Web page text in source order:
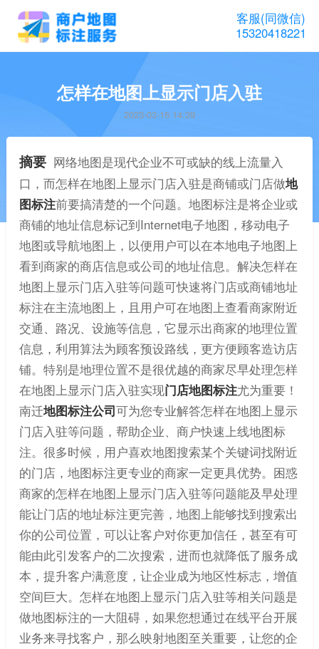
客服(同微信)
15320418221
怎样在地图上显示门店入驻
2023-03-16 14:39
摘要 网络地图是现代企业不可或缺的线上流量入
口，而怎样在地图上显示门店入驻是商铺或门店做地
图标注前要搞清楚的一个问题。地图标注是将企业或
商铺的地址信息标记到Internet电子地图，移动电子
地图或导航地图上，以便用户可以在本地电子地图上
看到商家的商店信息或公司的地址信息。解决怎样在
地图上显示门店入驻等问题可快速将门店或商铺地址
标注在主流地图上，且用户可在地图上查看商家附近
交通、路况、设施等信息，它显示出商家的地理位置
信息，利用算法为顾客预设路线，更方便顾客造访店
铺。特别是地理位置不是很优越的商家尽早处理怎样
在地图上显示门店入驻实现门店地图标注尤为重要！
南迁地图标注公司可为您专业解答怎样在地图上显示
门店入驻等问题，帮助企业、商户快速上线地图标
注。很多时候，用户喜欢地图搜索某个关键词找附近
的门店，地图标注更专业的商家一定更具优势。困惑
商家的怎样在地图上显示门店入驻等问题能及早处理
能让门店的地址标注更完善，地图上能够找到搜索出
你的公司位置，可以让客户对你更加信任，甚至有可
能由此引发客户的二次搜索，进而也就降低了服务成
本，提升客户满意度，让企业成为地区性标志，增值
空间巨大。怎样在地图上显示门店入驻等相关问题是
做地图标注的一大阻碍，如果您想通过在线平台开展
业务来寻找客户，那么映射地图至关重要，让您的企